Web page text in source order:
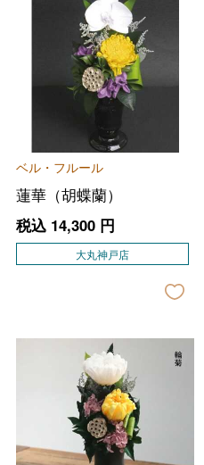
ベル・フルール
蓮華（胡蝶蘭）
税込 14,300円
大丸神戸店